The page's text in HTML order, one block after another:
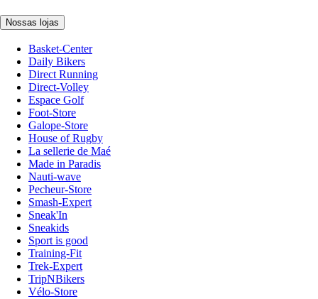
Nossas lojas
Basket-Center
Daily Bikers
Direct Running
Direct-Volley
Espace Golf
Foot-Store
Galope-Store
House of Rugby
La sellerie de Maé
Made in Paradis
Nauti-wave
Pecheur-Store
Smash-Expert
Sneak'In
Sneakids
Sport is good
Training-Fit
Trek-Expert
TripNBikers
Vélo-Store